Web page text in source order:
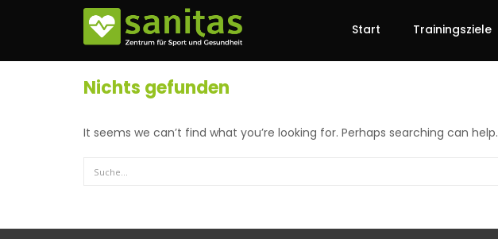
Start Trainingsziele
Nichts gefunden
It seems we can’t find what you’re looking for. Perhaps searching can help.